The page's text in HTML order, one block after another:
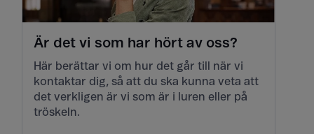
Är det vi som har hört av oss?
Här berättar vi om hur det går till när vi
kontaktar dig, så att du ska kunna veta att
det verkligen är vi som är i luren eller på
tröskeln.